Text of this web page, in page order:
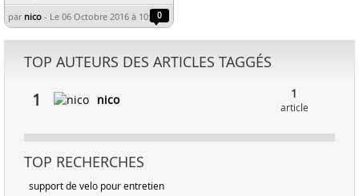
par nico - Le 06 Octobre 2016 à 10:360
TOP AUTEURS DES ARTICLES TAGGÉS
1 nico 1
article
TOP RECHERCHES
support de velo pour entretien